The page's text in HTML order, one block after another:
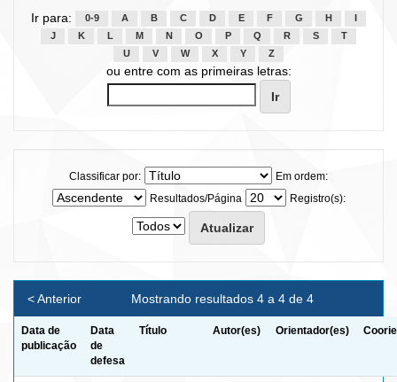
Ir para: 0-9 A B C D E F G H
J
K L M N O P Q R S
T
U
V W X Y Z
ou entre com as primeiras letras:
Classificar por:
Em ordem:
Resultados/Página
Registro(s):
Mostrando resultados 4 a 4 de 4
< Anterior
Data de
publicação
Data
de
defesa
Título Autor(es) Orientador(es)